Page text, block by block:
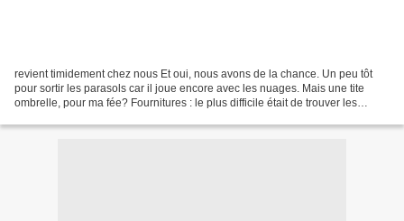
revient timidement chez nous Et oui, nous avons de la chance. Un peu tôt
pour sortir les parasols car il joue encore avec les nuages. Mais une tite
ombrelle, pour ma fée? Fournitures : le plus difficile était de trouver les